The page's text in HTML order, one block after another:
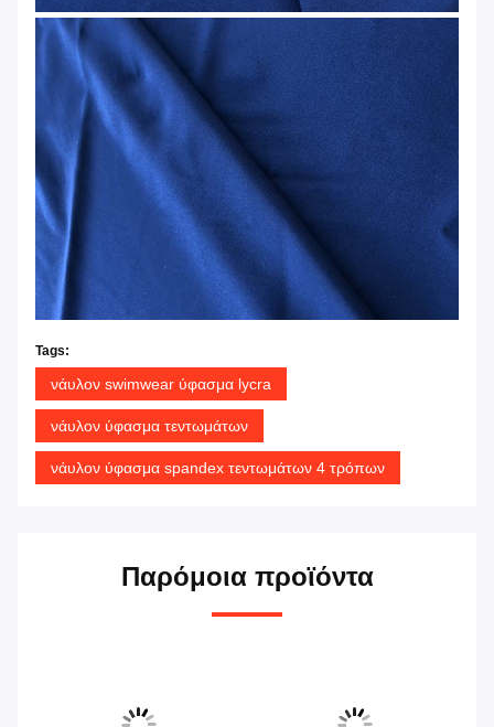
Tags:
νάυλον swimwear ύφασμα lycra
νάυλον ύφασμα τεντωμάτων
νάυλον ύφασμα spandex τεντωμάτων 4 τρόπων
Παρόμοια προϊόντα